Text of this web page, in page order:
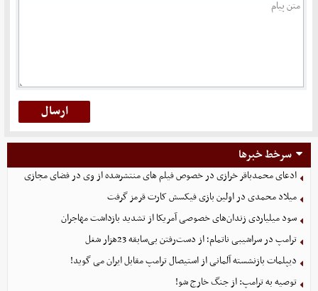
سرخط خبرها
ادعای محمدباقر خرازی در خصوص فیلم های منتشرشده از وی در فضای مجازی
میلاد محمدی در اولین بازی فیکسش کارت قرمز گرفت
سود میلیاردی زندان‌های خصوصی آمریکا از تشدید بازداشت مهاجران
ترامپ در سراشیبی ناتمام؛ از دست‌رفتن بی‌سابقه 23هزار شغل
دیپلمات بازنشسته آلمانی از استیصال ترامپ مقابل ایران می گوید!
توصیه به ترامپ: از جنگ خارج شو!